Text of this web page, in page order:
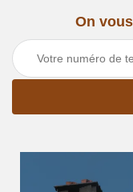
On